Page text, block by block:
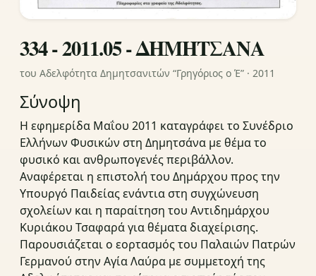
334 - 2011.05 - ΔΗΜΗΤΣΑΝΑ
του Αδελφότητα Δημητσανιτών “Γρηγόριος ο Έ” · 2011
Σύνοψη
Η εφημερίδα Μαΐου 2011 καταγράφει το Συνέδριο
Ελλήνων Φυσικών στη Δημητσάνα με θέμα το
φυσικό και ανθρωπογενές περιβάλλον.
Αναφέρεται η επιστολή του Δημάρχου προς την
Υπουργό Παιδείας ενάντια στη συγχώνευση
σχολείων και η παραίτηση του Αντιδημάρχου
Κυριάκου Τσαφαρά για θέματα διαχείρισης.
Παρουσιάζεται ο εορτασμός του Παλαιών Πατρών
Γερμανού στην Αγία Λαύρα με συμμετοχή της